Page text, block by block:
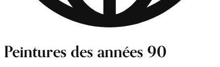
Peintures des années 90